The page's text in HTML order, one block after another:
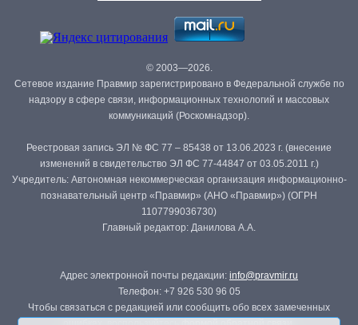
© 2003—2026.
Сетевое издание Правмир зарегистрировано в Федеральной службе по
надзору в сфере связи, информационных технологий и массовых
коммуникаций (Роскомнадзор).
Реестровая запись ЭЛ № ФС 77 – 85438 от 13.06.2023 г. (внесение
изменений в свидетельство ЭЛ ФС 77-44847 от 03.05.2011 г.)
Учредитель: Автономная некоммерческая организация информационно-
познавательный центр «Правмир» (АНО «Правмир») (ОГРН
1107799036730)
Главный редактор: Данилова А.А.
Адрес электронной почты редакции: info@pravmir.ru
Телефон: +7 926 530 96 05
Чтобы связаться с редакцией или сообщить обо всех замеченных